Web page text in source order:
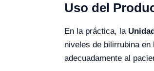
Uso del
En la práctica, la
niveles de bilirrubina
adecuadamente al